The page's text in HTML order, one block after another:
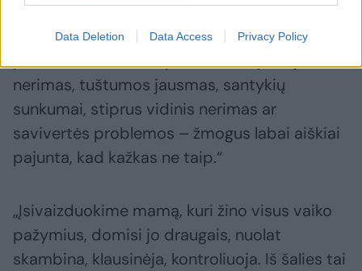
Data Deletion Data Access Privacy Policy
jausmu, kad viskas buvo normalu, nes
nebuvo aiškios traumos ar smurto. Tik kai
nerimas, tuštumos jausmas, santykių
sunkumai, stiprus vidinis nerimas ar
savivertės problemos – žmogus labai aiškiai
pajunta, kad kažkas ne taip.“
„Įsivaizduokime mamą, kuri žino visus vaiko
pažymius, domisi jo draugais, nuolat
skambina, klausinėja, kontroliuoja. Iš šalies tai